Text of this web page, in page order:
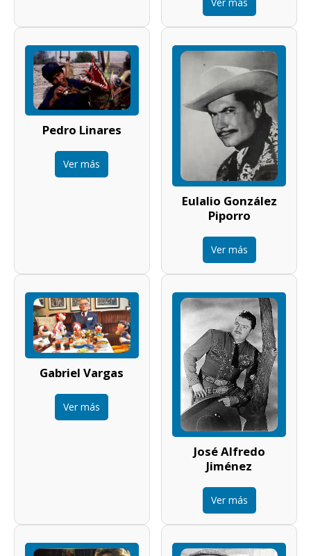
Pedro Linares
Ver más
Eulalio González
Piporro
Ver más
Gabriel Vargas
Ver más
José Alfredo
Jiménez
Ver más